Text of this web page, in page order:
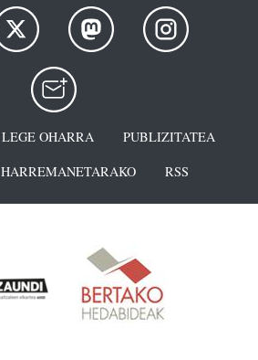
LEGE OHARRA
PUBLIZITATEA
HARREMANETARAKO RSS